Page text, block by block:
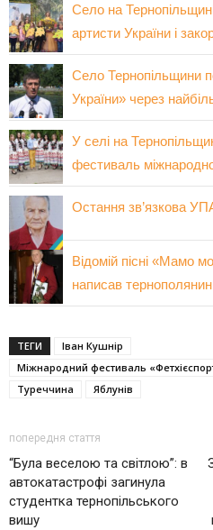
Село на
артисти України і
Село Тернопільщини
України» через
У селі на
фестиваль
Остання зв’язкова
Відомій пісні «Мамо
написав
ТЕГИ
Іван Кушнір
Міжнародний фестиваль
Туреччина
Яблунів
попередня стаття
“Була веселою та світлою”: в
автокатастрофі загинула
студентка тернопільського
вишу